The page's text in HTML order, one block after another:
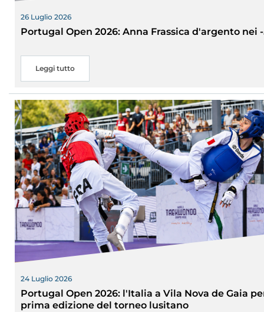
26 Luglio 2026
Portugal Open 2026: Anna Frassica d'argento nei
Leggi tutto
24 Luglio 2026
Portugal Open 2026: l'Italia a Vila Nova de Gaia
prima edizione del torneo lusitano